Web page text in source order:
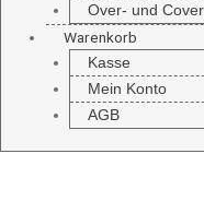
Over- und
Warenkorb
Kasse
Mein Konto
AGB